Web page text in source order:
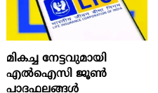
മികച്ച നേട്ടവുമായി
എൽഐസി ജൂൺ
പാദഫലങ്ങൾ